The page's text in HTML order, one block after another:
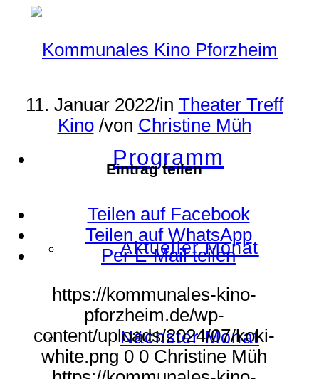
Programm
Aktueller Monat
Nächster Monat
11. Januar 2022/in Theater Treff
Kino /von Christine Müh
Eintrag teilen
Teilen auf Facebook
Teilen auf WhatsApp
Per E-Mail teilen
https://kommunales-kino-
pforzheim.de/wp-
content/uploads/2024/07/koki-
white.png 0 0 Christine Müh